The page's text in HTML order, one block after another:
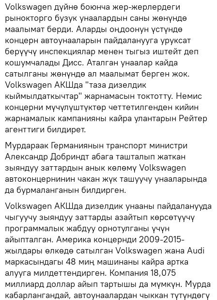
Volkswagen дүйнө боюнча жер-жерлердеги
рынокторго бузук унаалардын саны жөнүндө
маалымат берди. Аларды оңдоонун үстүндө
концерн автоунааларын пайдаланууга уруксат
берүүчү инспекциялар менен тыгыз иштейт деп
кошумчалады Дисс. Аталган унаалар кайда
сатылганы жөнүндө ал маалымат берген жок.
Volkswagen АКШда "таза дизелдик
кыймылдаткычтар" жарнамасын токтотту. Немис
концерни мүчүлүштүктөр четтетилгенден кийин
жарнамалык кампанияны кайра улантарын Рейтер
агенттиги билдирет.
Мурдараак Германиянын транспорт министри
Александр Добриндт абага ташталып жаткан
зыяндуу заттардын анык көлөмү Volkswagen
автоконцернинин чакан жүк ташуучу унааларында
да бурмаланганын билдирген.
Volkswagen АКШда дизелдик унааны пайдаланууда
чыгуучу зыяндуу заттарды азайтып көрсөтүүчү
программалык жабдуу орнотулганы үчүн
айыпталган. Америка концернди 2009-2015-
жылдары өлкөдө сатылган Volkswagen жана Audi
маркасындагы 48 миң машинаны кайра артка
алууга милдеттендирген. Компания 18,075
миллиард доллар айып тартышы да мүмкүн. Мурда
кабарлангандай, автоунаалардан чыккан түтүндөгү